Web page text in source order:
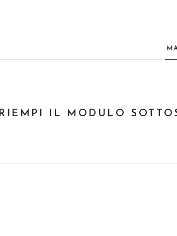
RIEMPI IL MODULO